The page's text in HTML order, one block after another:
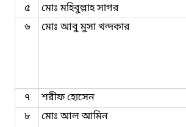
৫ মোঃ মহিবুল্লাহ সাগর
৬
মোঃ আবু মুসা খন্দকার
৭ শরীফ হোসেন
৮
মোঃ আল আমিন